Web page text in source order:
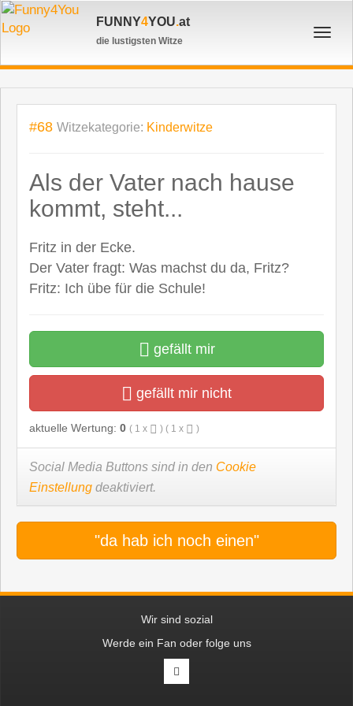
FUNNY4YOU.at
die lustigsten Witze
#68 Witzekategorie: Kinderwitze
Als der Vater nach hause
kommt, steht...
Fritz in der Ecke.
Der Vater fragt: Was machst du da, Fritz?
Fritz: Ich übe für die Schule!
gefällt mir
gefällt mir nicht
aktuelle Wertung: 0 ( 1 x ) ( 1 x )
Social Media Buttons sind in den Cookie
Einstellung deaktiviert.
"da hab ich noch einen"
Wir sind sozial
Werde ein Fan oder folge uns